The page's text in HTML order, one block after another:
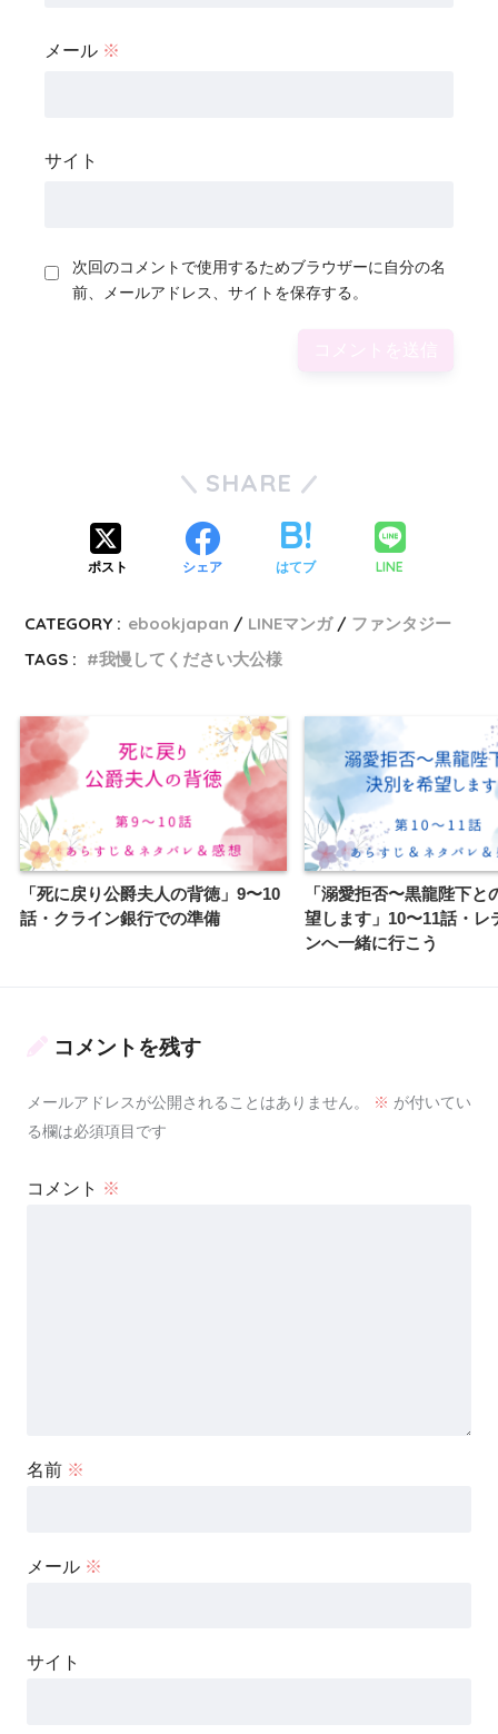
メール ※
サイト
次回のコメントで使用するためブラウザーに自分の名
前、メールアドレス、サイトを保存する。
SHARE
ポスト シェア はてブ LINE
CATEGORY : ebookjapan LINEマンガ
ファンタジー
TAGS :
我慢してください大公様
「死に戻り公爵夫人の背徳」9〜10
話・クライン銀行での準備
「溺愛拒否〜黒龍陛下と
望します」10〜11話・レ
ンへ一緒に行こう
コメントを残す
メールアドレスが公開されることはありません。 ※ が付いてい
る欄は必須項目です
コメント ※
名前 ※
メール ※
サイト